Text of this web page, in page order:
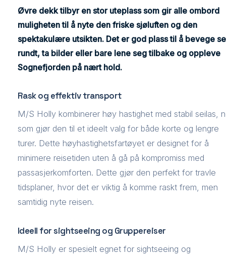
Øvre dekk tilbyr en stor uteplass som gir alle ombord
muligheten til å nyte den friske sjøluften og den
spektakulære utsikten. Det er god plass til å bevege
rundt, ta bilder eller bare lene seg tilbake og oppleve
Sognefjorden på nært hold.
Rask og effektiv transport
M/S Holly kombinerer høy hastighet med stabil seilas,
som gjør den til et ideelt valg for både korte og lengre
turer. Dette høyhastighetsfartøyet er designet for å
minimere reisetiden uten å gå på kompromiss med
passasjerkomforten. Dette gjør den perfekt for travle
tidsplaner, hvor det er viktig å komme raskt frem, men
samtidig nyte reisen.
Ideell for sightseeing og Gruppereiser
M/S Holly er spesielt egnet for sightseeing og